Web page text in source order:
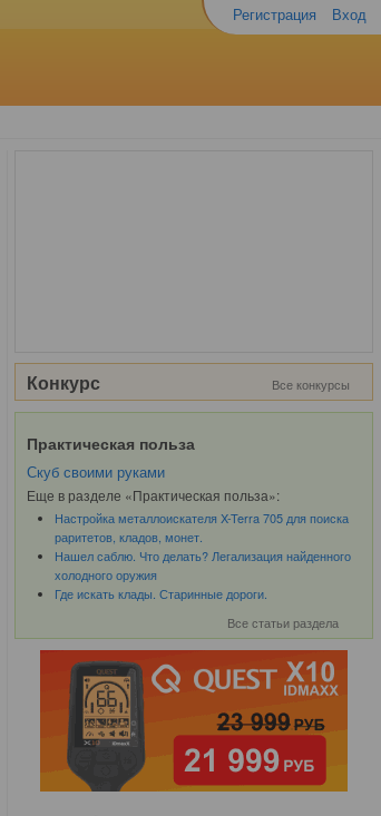
Регистрация Вход
Конкурс Все конкурсы
Практическая польза
Скуб своими руками
Еще в разделе «Практическая польза»:
Настройка металлоискателя X-Terra 705 для поиска
раритетов, кладов, монет.
Нашел саблю. Что делать? Легализация найденного
холодного оружия
Где искать клады. Старинные дороги.
Все статьи раздела